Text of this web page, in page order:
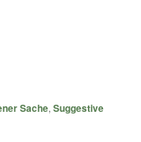
Sache,Suggestive